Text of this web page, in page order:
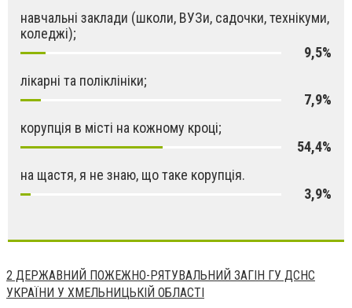
навчальні заклади (школи, ВУЗи, садочки, технікуми,
коледжі);
9,5%
лікарні та поліклініки;
7,9%
корупція в місті на кожному кроці;
54,4%
на щастя, я не знаю, що таке корупція.
3,9%
2 ДЕРЖАВНИЙ ПОЖЕЖНО-РЯТУВАЛЬНИЙ ЗАГІН ГУ ДСНС
УКРАЇНИ У ХМЕЛЬНИЦЬКІЙ ОБЛАСТІ